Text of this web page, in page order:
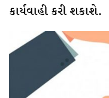
કાર્યવાહી કરી શકાશે.